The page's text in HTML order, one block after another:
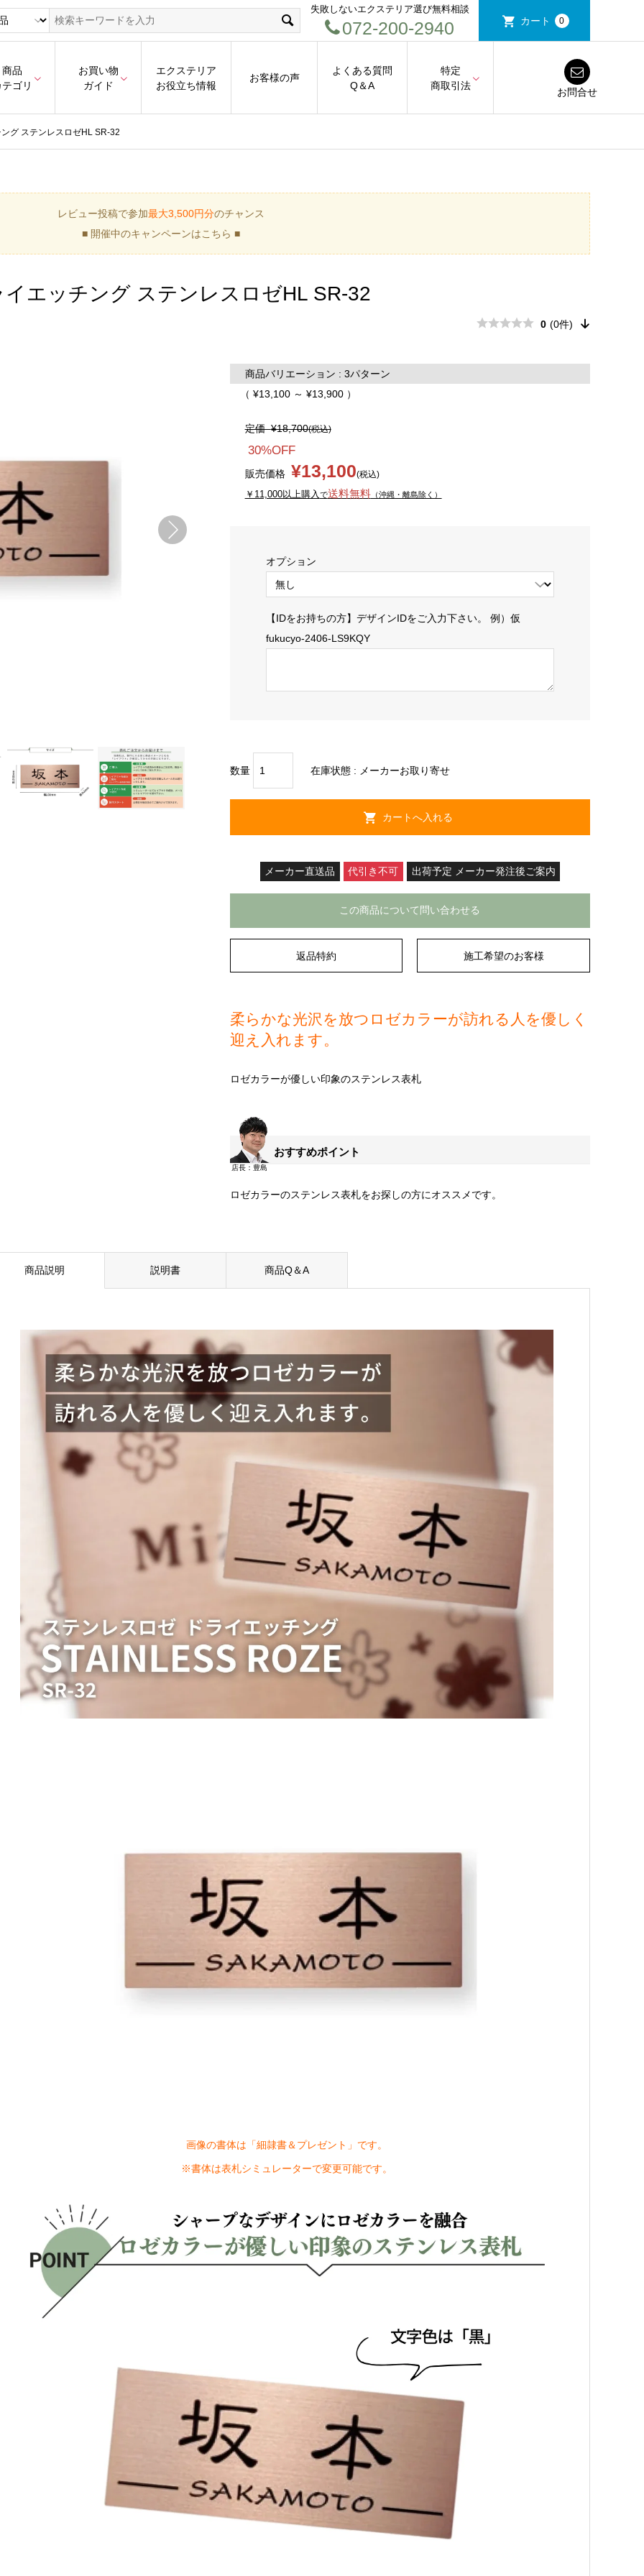
失敗しないエクステリア選び無料相談
072-200-2940 カート 0
商品
ゴリ
お買い物
ガイド
エクステリア
お役立ち情報
お客様の声
よくある質問
Q＆A
特定
商取引法
お問合せ
グ ステンレスロゼHL SR-32
レビュー投稿で参加最大3,500円分のチャンス
■ 開催中のキャンペーンはこちら ■
エッチング ステンレスロゼHL SR-32
0 (0件)
商品バリエーション : 3パターン
（ ¥13,100 ～ ¥13,900 ）
定価¥18,700(税込)
30%OFF
販売価格 ¥13,100(税込)
￥11,000以上購入で送料無料（沖縄・離島除く）
オプション
【IDをお持ちの方】デザインIDをご入力下さい。 例）仮
fukucyo-2406-LS9KQY
数量 在庫状態 : メーカーお取り寄せ
メーカー直送品 代引き不可 出荷予定 メーカー発注後ご案内
この商品について問い合わせる
返品特約 施工希望のお客様
柔らかな光沢を放つロゼカラーが訪れる人を優しく
迎え入れます。
ロゼカラーが優しい印象のステンレス表札
おすすめポイント
ロゼカラーのステンレス表札をお探しの方にオススメです。
商品説明 説明書 商品Q＆A
画像の書体は「細隷書＆プレゼント」です。
※書体は表札シミュレーターで変更可能です。